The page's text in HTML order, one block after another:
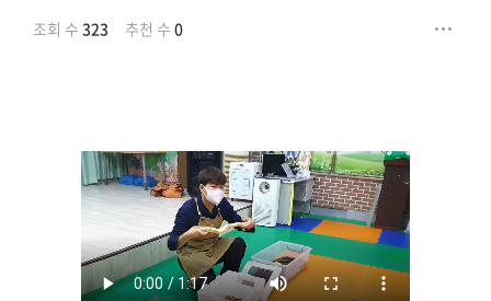
조회 수 323 추천 수 0